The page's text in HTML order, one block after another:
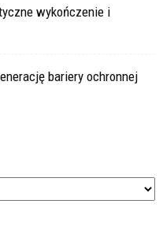
wykończenie i
bariery ochronnej